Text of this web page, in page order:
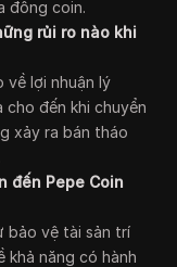
đồng coin.
rủi ro nào khi
về lợi nhuận lý
đến khi chuyển
xảy ra bán tháo
đến Pepe Coin
bảo vệ tài sản trí
khả năng có hành